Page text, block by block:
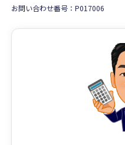
お問い合わせ番号：P017006